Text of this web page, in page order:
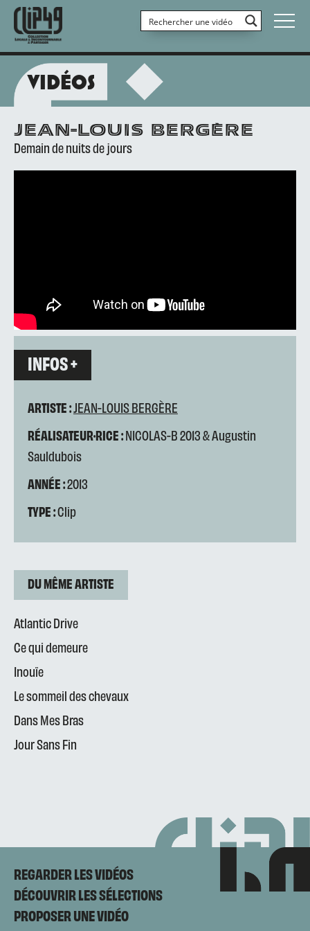
VIDÉOS
JEAN-LOUIS BERGÈRE
Demain de nuits de jours
INFOS +
ARTISTE : JEAN-LOUIS BERGÈRE
RÉALISATEUR·RICE :NICOLAS-B 2013 & Augustin
Sauldubois
ANNÉE :2013
TYPE :Clip
DU MÊME ARTISTE
Atlantic Drive
Ce qui demeure
Inouïe
Le sommeil des chevaux
Dans Mes Bras
Jour Sans Fin
REGARDER LES VIDÉOS
DÉCOUVRIR LES SÉLECTIONS
PROPOSER UNE VIDÉO